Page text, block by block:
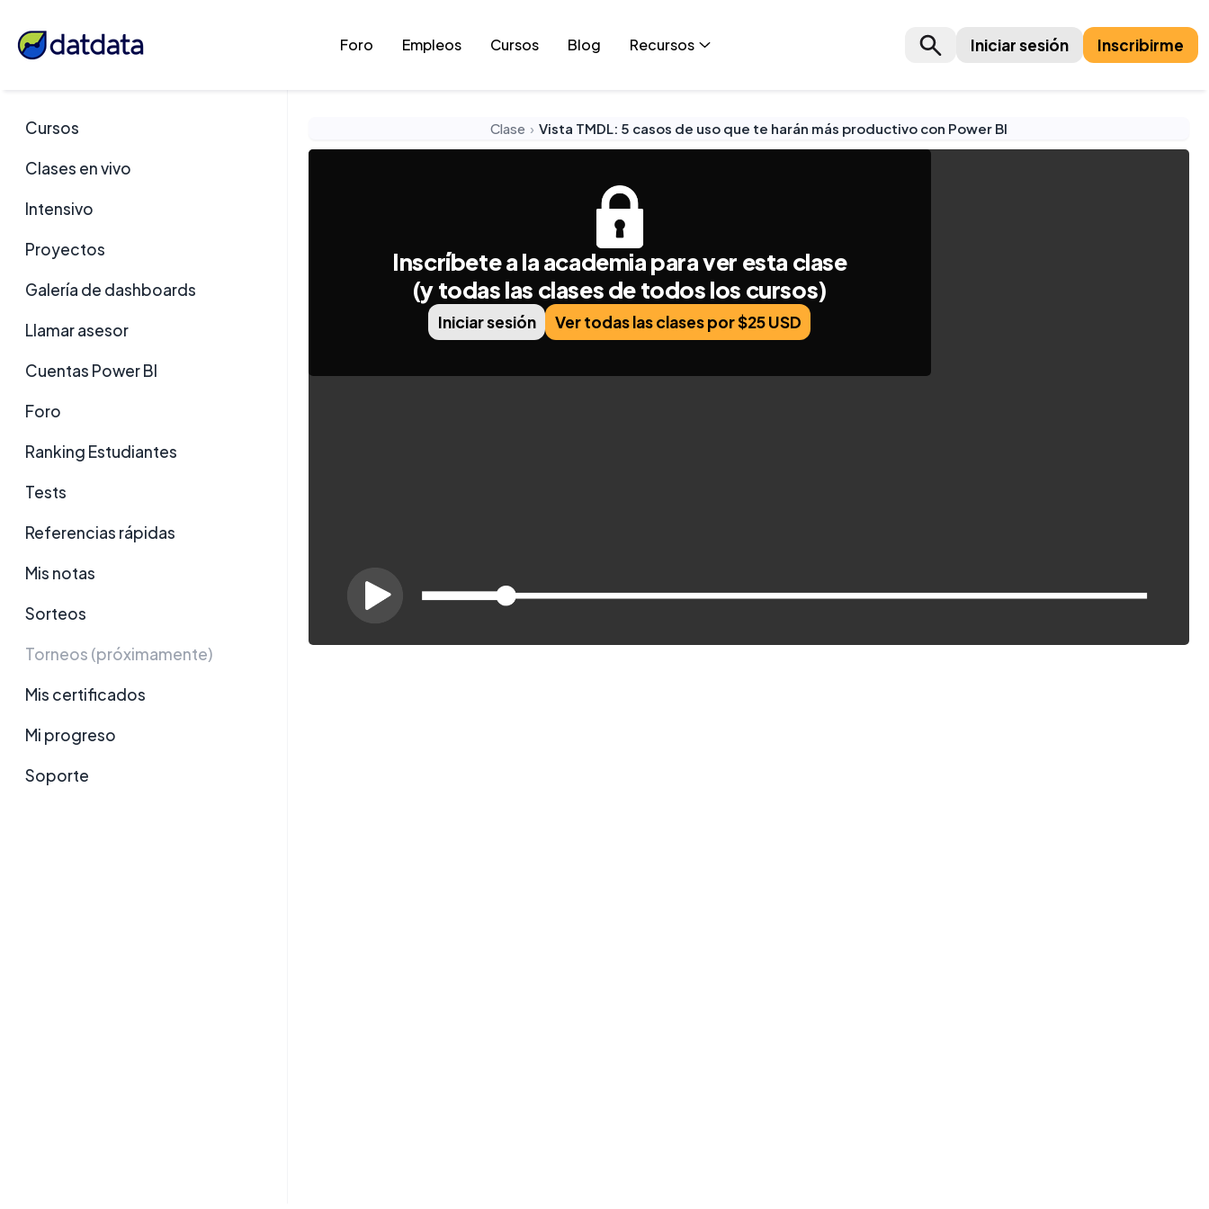
Foro Empleos Cursos Blog Recursos Iniciar sesión Inscribirme
Cursos
Clases en vivo
Intensivo
Proyectos
Galería de dashboards
Llamar asesor
Cuentas Power BI
Foro
Ranking Estudiantes
Tests
Referencias rápidas
Mis notas
Sorteos
Torneos (próximamente)
Mis certificados
Mi progreso
Soporte
Clase › Vista TMDL: 5 casos de uso que te harán más productivo con Power BI
Inscríbete a la academia para ver esta clase
(y todas las clases de todos los cursos)
Iniciar sesión Ver todas las clases por $25 USD